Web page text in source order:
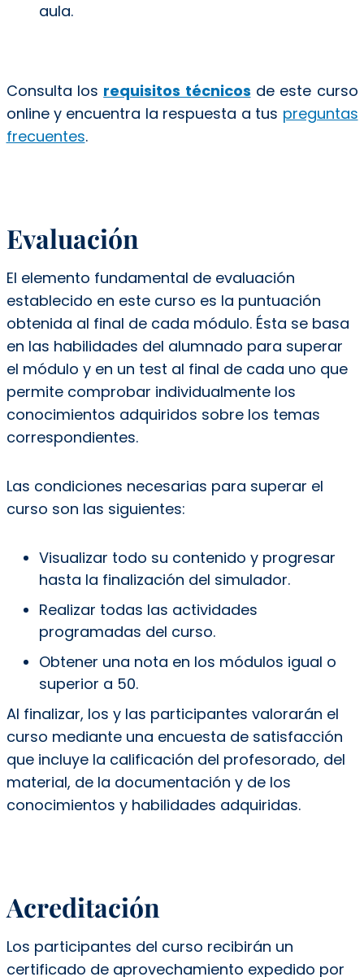
aula.
Consulta los requisitos técnicos de este curso
online y encuentra la respuesta a tus preguntas
frecuentes.
Evaluación
El elemento fundamental de evaluación
establecido en este curso es la puntuación
obtenida al final de cada módulo. Ésta se basa
en las habilidades del alumnado para superar
el módulo y en un test al final de cada uno que
permite comprobar individualmente los
conocimientos adquiridos sobre los temas
correspondientes.
Las condiciones necesarias para superar el
curso son las siguientes:
Visualizar todo su contenido y progresar
hasta la finalización del simulador.
Realizar todas las actividades
programadas del curso.
Obtener una nota en los módulos igual o
superior a 50.
Al finalizar, los y las participantes valorarán el
curso mediante una encuesta de satisfacción
que incluye la calificación del profesorado, del
material, de la documentación y de los
conocimientos y habilidades adquiridas.
Acreditación
Los participantes del curso recibirán un
certificado de aprovechamiento expedido por